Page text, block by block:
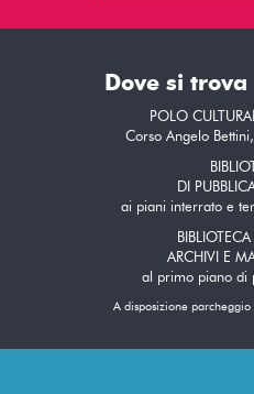
Dove si
POLO
Corso Angelo
DI
ai piani interrato e
ARCHIVI E
al primo piano di
A disposizione